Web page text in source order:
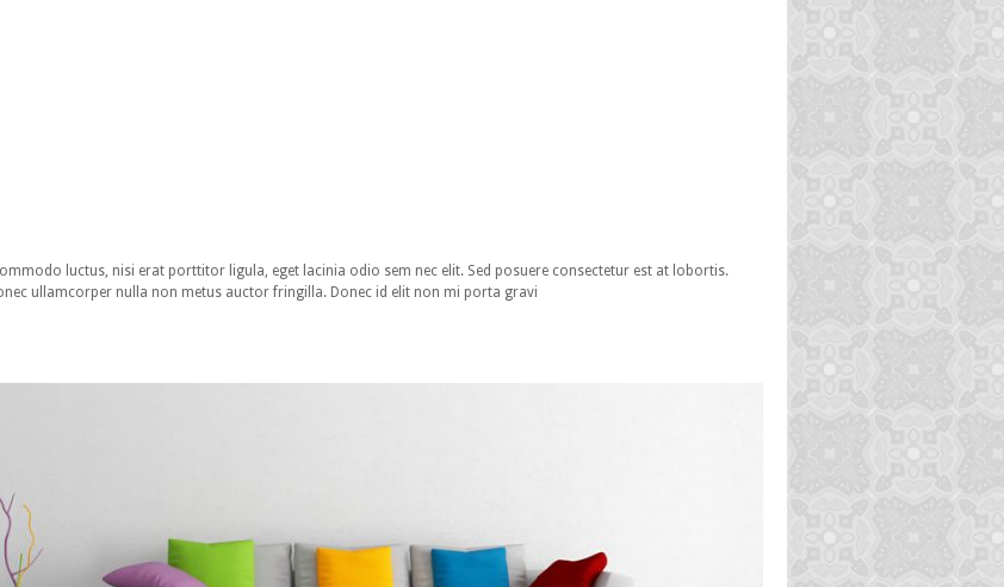
luctus, nisi erat porttitor ligula, eget lacinia odio sem nec elit. Sed posuere consectetur est at lobortis.
ullamcorper nulla non metus auctor fringilla. Donec id elit non mi porta gravi